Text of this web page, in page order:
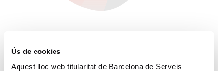
Ús de cookies
Aquest lloc web titularitat de Barcelona de Serveis
3